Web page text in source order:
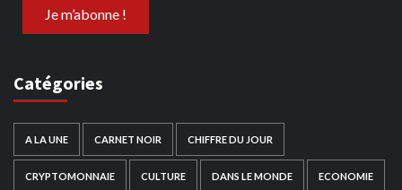
Catégories
A LA UNE CARNET NOIR CHIFFRE DU JOUR
CRYPTOMONNAIE CULTURE DANS LE MONDE ECONOMIE